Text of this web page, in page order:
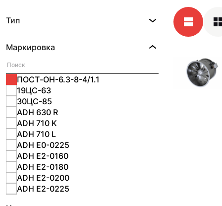
Тип
Маркировка
19ЦС-63
30ЦС-85
ADH 630 R
ADH 710 K
ADH 710 L
ADH E0-0225
ADH E2-0160
ADH E2-0180
ADH E2-0200
ADH E2-0225
ПОСТ-ОН-6.3-8-4/1.1